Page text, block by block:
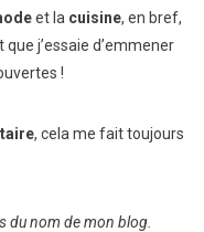
et la cuisine, en bref,
j’essaie d’emmener
!
, cela me fait toujours
du nom de mon blog.